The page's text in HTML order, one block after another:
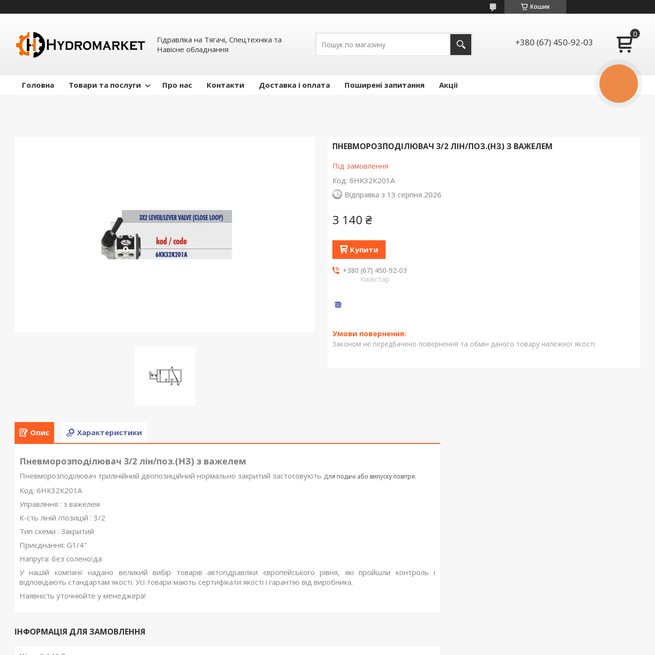
Кошик
Гідравліка на Тягачі, Спецтехніка та
Навісне обладнання
+380 (67) 450-92-03
Головна Товари та послуги Про нас Контакти Доставка і оплата Поширені запитання Акціі
ПНЕВМОРОЗПОДІЛЮВАЧ 3/2 ЛІН/ПОЗ.(НЗ) З ВАЖЕЛЕМ
Під замовлення
Код: 6НК32К201A
Відправка з 13 серпня 2026
3 140 ₴
Купити
+380 (67) 450-92-03
Київстар
Законом не передбачено повернення та обмін даного товару належної якості
Опис Характеристики
Пневморозподілювач 3/2 лін/поз.(НЗ) з важелем
Пневморозподілювач трилінійний двопозиційний нормально закритий застосовують для подачі або випуску повітря.
Код: 6НК32К201А
Управління : з важелем
К-сть ліній /позицій : 3/2
Тип схеми : Закритий
Приєднання: G1/4"
Напруга: без соленоїда
У нашій компанії надано великий вибір товарів автогідравліки європейського рівня, які пройшли контроль і
відповідають стандартам якості. Усі товари мають сертифікати якості і гарантію від виробника.
Наявність уточнюйте у менеджера!
ІНФОРМАЦІЯ ДЛЯ ЗАМОВЛЕННЯ